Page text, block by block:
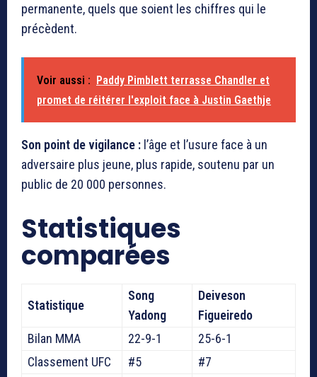
permanente, quels que soient les chiffres qui le
précèdent.
Voir aussi :
Paddy Pimblett terrasse Chandler et
promet de réitérer l'exploit face à Justin Gaethje
Son point de vigilance : l’âge et l’usure face à un
adversaire plus jeune, plus rapide, soutenu par un
public de 20 000 personnes.
Statistiques
comparées
Statistique
Song
Yadong
Deiveson
Figueiredo
Bilan MMA
22-9-1
25-6-1
Classement UFC
#5
#7